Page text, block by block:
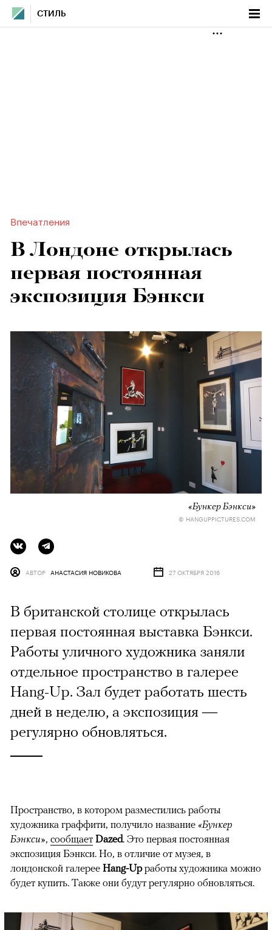
СТИЛЬ
Впечатления
В Лондоне открылась
первая постоянная
экспозиция Бэнкси
«Бункер Бэнкси»
© HANGUPPICTURES.COM
АВТОР АНАСТАСИЯ НОВИКОВА 27 ОКТЯБРЯ 2016
В британской столице открылась
первая постоянная выставка Бэнкси.
Работы уличного художника заняли
отдельное пространство в галерее
Hang-Up. Зал будет работать шесть
дней в неделю, а экспозиция —
регулярно обновляться.
Пространство, в котором разместились работы
художника граффити, получило название «Бункер
Бэнкси», сообщает Dazed. Это первая постоянная
экспозиция Бэнкси. Но, в отличие от музея, в
лондонской галерее Hang-Upработы художника можно
будет купить. Также они будут регулярно обновляться.